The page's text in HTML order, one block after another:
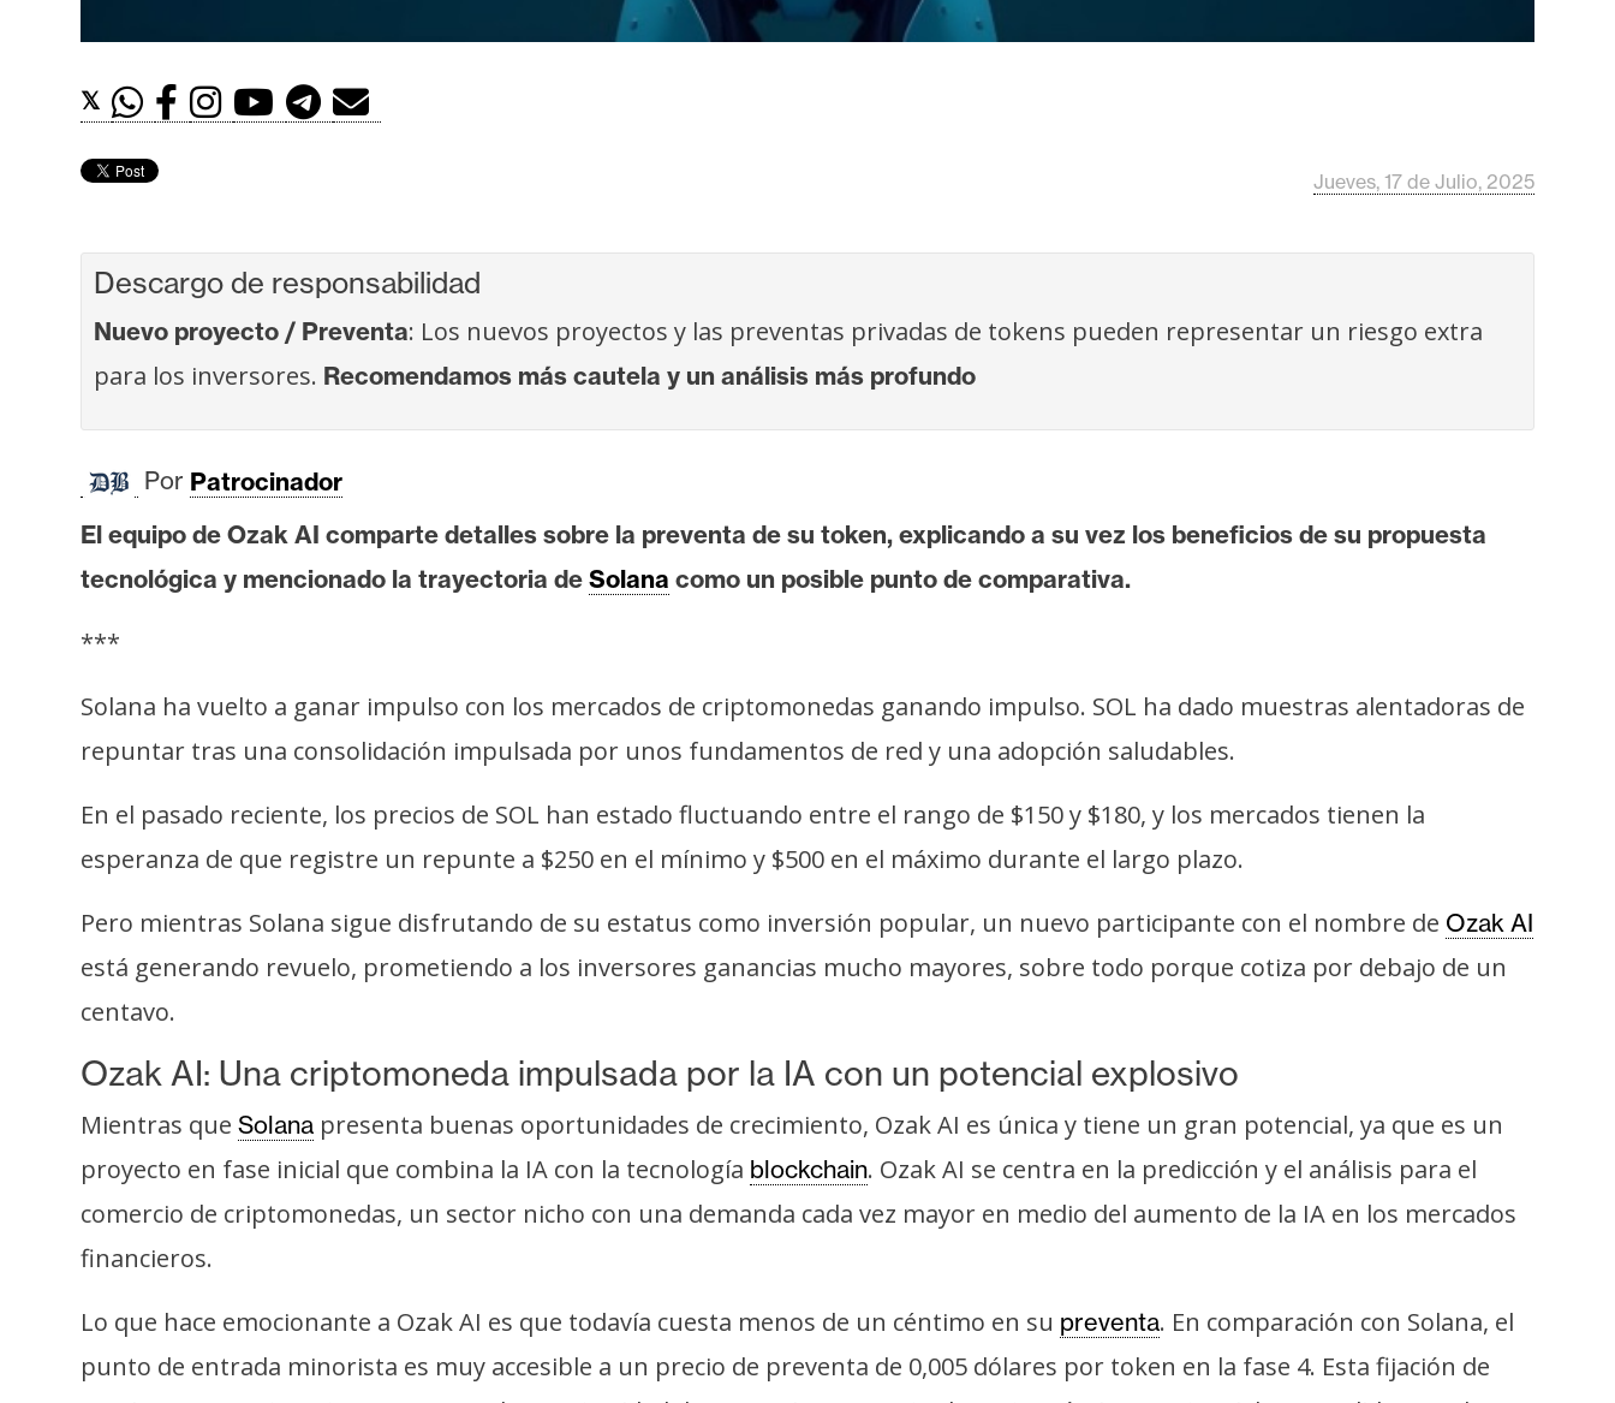
e
r
e
u
A
A
á
l
i
s
s
o
t
a
s
e
P
e
n
s
a
T
e
m
𝕏
Jueves, 17 de Julio, 2025
Descargo de responsabilidad
Nuevo proyecto / Preventa: Los nuevos proyectos y las preventas privadas de tokens pueden representar un riesgo extra
para los inversores. Recomendamos más cautela y un análisis más profundo
Por Patrocinador
El equipo de Ozak AI comparte detalles sobre la preventa de su token, explicando a su vez los beneficios de su propuesta
tecnológica y mencionado la trayectoria de Solana como un posible punto de comparativa.
***
Solana ha vuelto a ganar impulso con los mercados de criptomonedas ganando impulso. SOL ha dado muestras alentadoras de
repuntar tras una consolidación impulsada por unos fundamentos de red y una adopción saludables.
En el pasado reciente, los precios de SOL han estado fluctuando entre el rango de $150 y $180, y los mercados tienen la
esperanza de que registre un repunte a $250 en el mínimo y $500 en el máximo durante el largo plazo.
Pero mientras Solana sigue disfrutando de su estatus como inversión popular, un nuevo participante con el nombre de Ozak AI
está generando revuelo, prometiendo a los inversores ganancias mucho mayores, sobre todo porque cotiza por debajo de un
centavo.
Ozak AI: Una criptomoneda impulsada por la IA con un potencial explosivo
Mientras que Solana presenta buenas oportunidades de crecimiento, Ozak AI es única y tiene un gran potencial, ya que es un
proyecto en fase inicial que combina la IA con la tecnología blockchain. Ozak AI se centra en la predicción y el análisis para el
comercio de criptomonedas, un sector nicho con una demanda cada vez mayor en medio del aumento de la IA en los mercados
financieros.
Lo que hace emocionante a Ozak AI es que todavía cuesta menos de un céntimo en su preventa. En comparación con Solana, el
punto de entrada minorista es muy accesible a un precio de preventa de 0,005 dólares por token en la fase 4. Esta fijación de